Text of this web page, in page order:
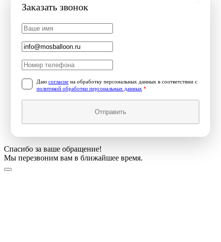
Заказать звонок
Даю согласие на обработку персональных данных в соответствии с
политикой обработки персональных данных *
Отправить
Спасибо за ваше обращение!
Мы перезвоним вам в ближайшее время.